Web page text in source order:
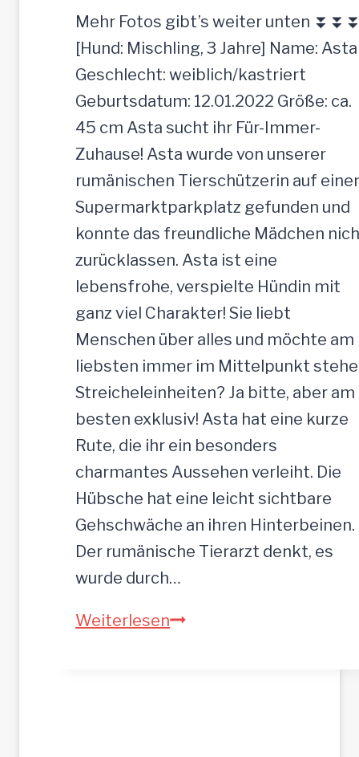
t
r
a
u
l
i
c
h
e
H
ü
n
d
i
n
,
5
2
c
m
Mehr Fotos gibt’s weiter unten
[Hund: Mischling, 3 Jahre] Name: Asta
Geschlecht: weiblich/kastriert
Geburtsdatum: 12.01.2022 Größe: ca.
45 cm Asta sucht ihr Für-Immer-
Zuhause! Asta wurde von unserer
rumänischen Tierschützerin auf
Supermarktparkplatz gefunden und
konnte das freundliche Mädchen
zurücklassen. Asta ist eine
lebensfrohe, verspielte Hündin mit
ganz viel Charakter! Sie liebt
Menschen über alles und möchte am
liebsten immer im Mittelpunkt
Streicheleinheiten? Ja bitte, aber am
besten exklusiv! Asta hat eine kurze
Rute, die ihr ein besonders
charmantes Aussehen verleiht. Die
Hübsche hat eine leicht sichtbare
Gehschwäche an ihren Hinterbeinen.
Der rumänische Tierarzt denkt, es
wurde durch…
WeiterlesenA